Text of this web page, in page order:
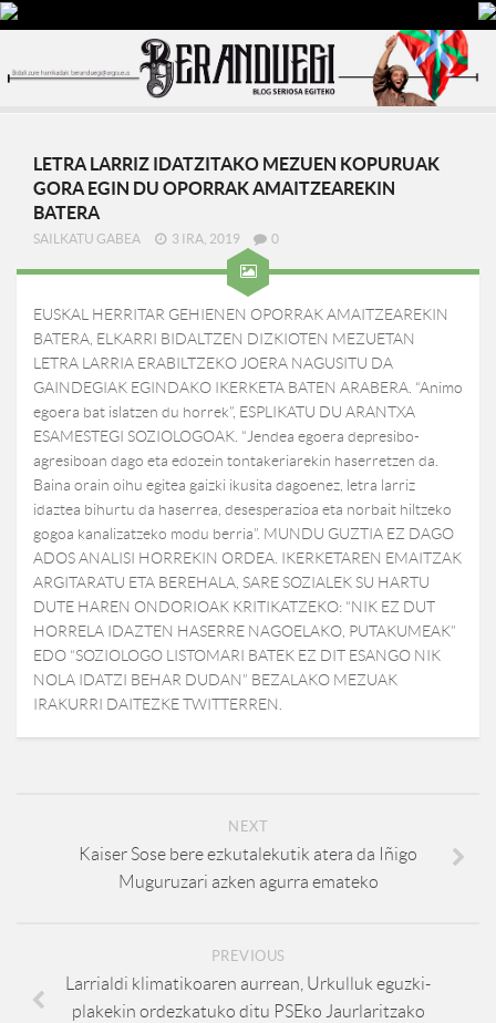
LETRA LARRIZ IDATZITAKO MEZUEN KOPURUAK
GORA EGIN DU OPORRAK AMAITZEAREKIN
BATERA
SAILKATU GABEA 3 IRA, 2019 0
EUSKAL HERRITAR GEHIENEN OPORRAK AMAITZEAREKIN
BATERA, ELKARRI BIDALTZEN DIZKIOTEN MEZUETAN
LETRA LARRIA ERABILTZEKO JOERA NAGUSITU DA
GAINDEGIAK EGINDAKO IKERKETA BATEN ARABERA. “Animo
egoera bat islatzen du horrek”, ESPLIKATU DU ARANTXA
ESAMESTEGI SOZIOLOGOAK. “Jendea egoera depresibo-
agresiboan dago eta edozein tontakeriarekin haserretzen da.
Baina orain oihu egitea gaizki ikusita dagoenez, letra larriz
idaztea bihurtu da haserrea, desesperazioa eta norbait hiltzeko
gogoa kanalizatzeko modu berria”. MUNDU GUZTIA EZ DAGO
ADOS ANALISI HORREKIN ORDEA. IKERKETAREN EMAITZAK
ARGITARATU ETA BEREHALA, SARE SOZIALEK SU HARTU
DUTE HAREN ONDORIOAK KRITIKATZEKO: “NIK EZ DUT
HORRELA IDAZTEN HASERRE NAGOELAKO, PUTAKUMEAK”
EDO “SOZIOLOGO LISTOMARI BATEK EZ DIT ESANGO NIK
NOLA IDATZI BEHAR DUDAN” BEZALAKO MEZUAK
IRAKURRI DAITEZKE TWITTERREN.
NEXT
Kaiser Sose bere ezkutalekutik atera da Iñigo
Muguruzari azken agurra emateko
PREVIOUS
Larrialdi klimatikoaren aurrean, Urkulluk eguzki-
plakekin ordezkatuko ditu PSEko Jaurlaritzako